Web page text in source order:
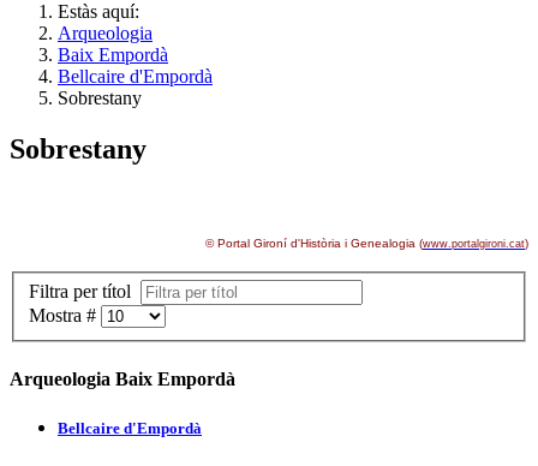
Estàs aquí:
Arqueologia
Baix Empordà
Bellcaire d'Empordà
Sobrestany
Sobrestany
© Portal Gironí d'Història i Genealogia (www.portalgironi.cat)
Filtra per títol
Mostra #
Arqueologia Baix Empordà
Bellcaire d'Empordà